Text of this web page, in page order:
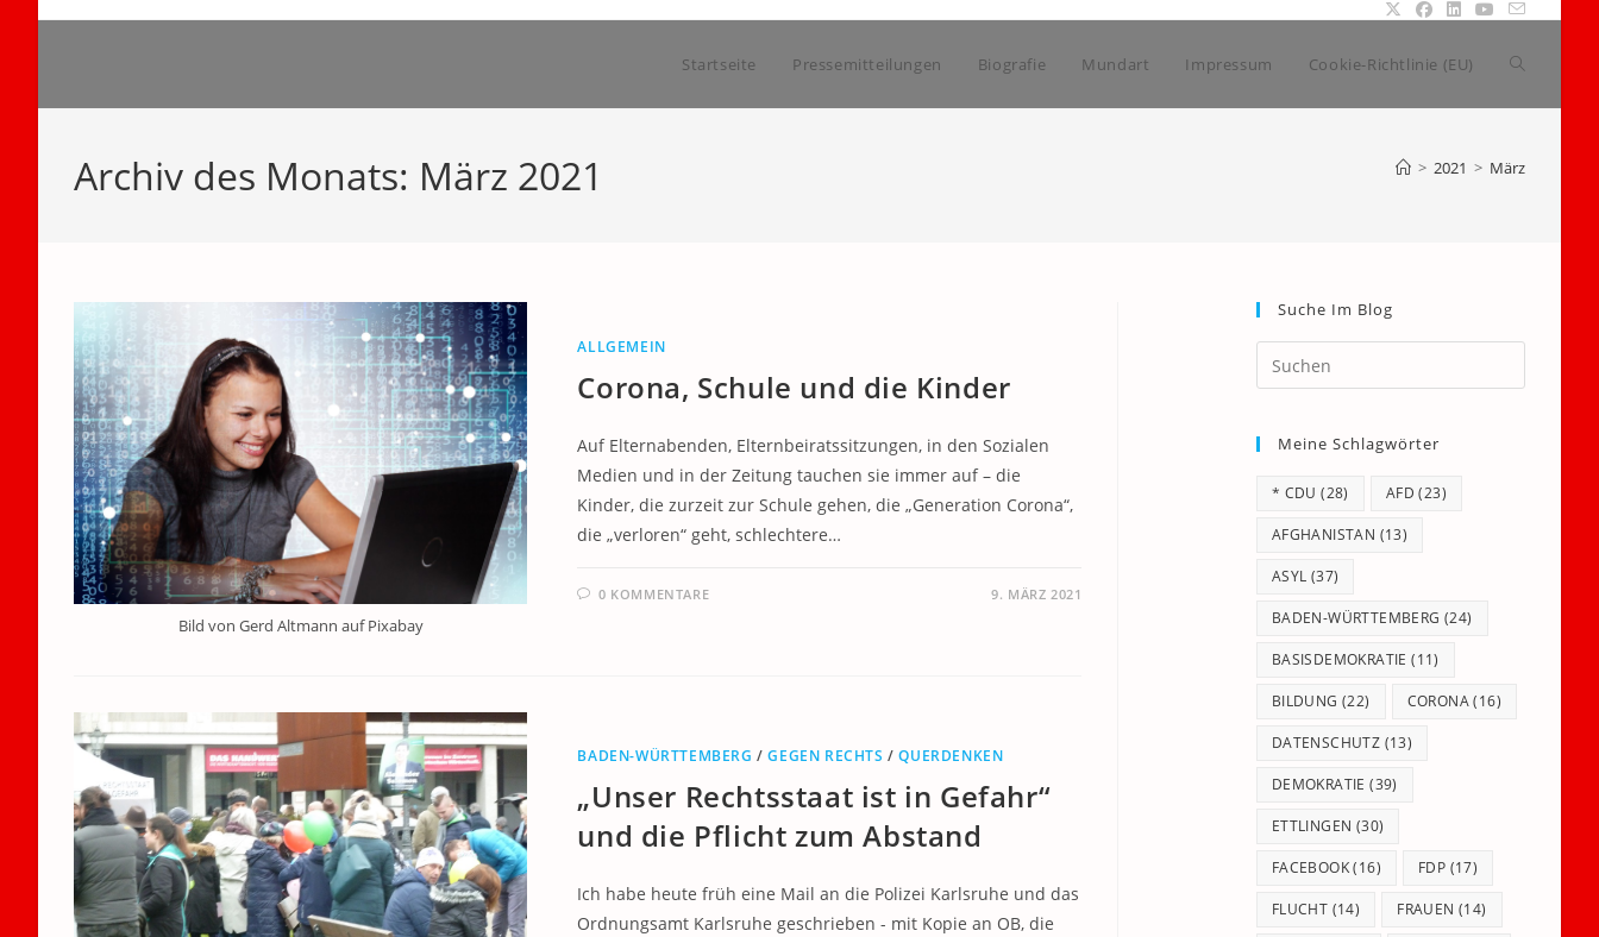
Startseite Pressemitteilungen Biografie Mundart Impressum Cookie-Richtlinie (EU) Website-
Archiv des Monats: März 2021 > 2021 > März
Bild von Gerd Altmann auf Pixabay
ALLGEMEIN
Corona, Schule und die Kinder
Auf Elternabenden, Elternbeiratssitzungen, in den Sozialen
Medien und in der Zeitung tauchen sie immer auf – die
Kinder, die zurzeit zur Schule gehen, die „Generation Corona“,
die „verloren“ geht, schlechtere…
0 KOMMENTARE 9. MÄRZ 2021
BADEN-WÜRTTEMBERG /GEGEN RECHTS /QUERDENKEN
„Unser Rechtsstaat ist in Gefahr“
und die Pflicht zum Abstand
Ich habe heute früh eine Mail an die Polizei Karlsruhe und das
Ordnungsamt Karlsruhe geschrieben - mit Kopie an OB, die
Suche Im Blog
Escape
Meine Schlagwörter
* CDU (28) AFD (23)
AFGHANISTAN (13)
ASYL (37)
BADEN-WÜRTTEMBERG (24)
BASISDEMOKRATIE (11)
BILDUNG (22) CORONA(16)
DATENSCHUTZ (13)
DEMOKRATIE (39)
ETTLINGEN (30)
FACEBOOK(16) FDP (17)
FLUCHT (14) FRAUEN (14)